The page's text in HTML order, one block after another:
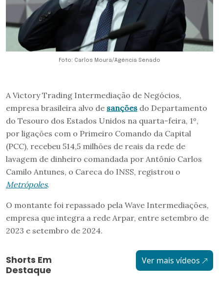
Foto: Carlos Moura/Agência Senado
A Victory Trading Intermediação de Negócios,
empresa brasileira alvo de sanções do Departamento
do Tesouro dos Estados Unidos na quarta-feira, 1º,
por ligações com o Primeiro Comando da Capital
(PCC), recebeu 514,5 milhões de reais da rede de
lavagem de dinheiro comandada por Antônio Carlos
Camilo Antunes, o Careca do INSS, registrou o
Metrópoles.
O montante foi repassado pela Wave Intermediações,
empresa que integra a rede Arpar, entre setembro de
2023 e setembro de 2024.
Shorts Em
Destaque
Ver mais vídeos